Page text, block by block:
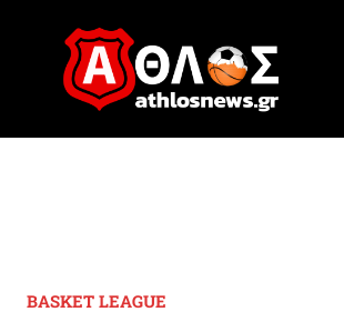
BASKET LEAGUE